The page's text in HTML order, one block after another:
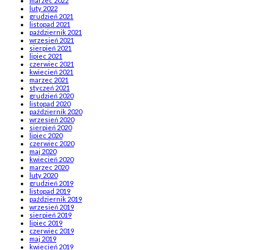
luty 2022
grudzień 2021
listopad 2021
październik 2021
wrzesień 2021
sierpień 2021
lipiec 2021
czerwiec 2021
kwiecień 2021
marzec 2021
styczeń 2021
grudzień 2020
listopad 2020
październik 2020
wrzesień 2020
sierpień 2020
lipiec 2020
czerwiec 2020
maj 2020
kwiecień 2020
marzec 2020
luty 2020
grudzień 2019
listopad 2019
październik 2019
wrzesień 2019
sierpień 2019
lipiec 2019
czerwiec 2019
maj 2019
kwiecień 2019